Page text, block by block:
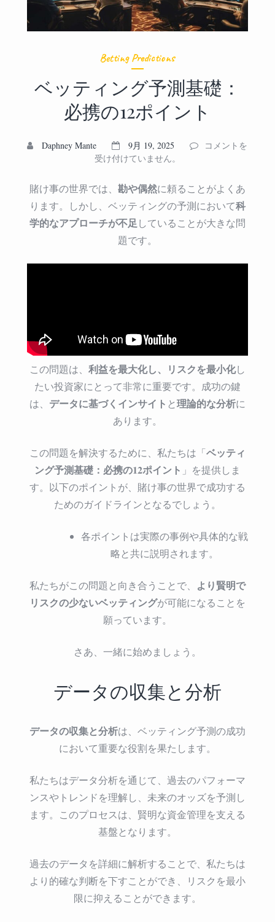
Betting Predictions
ベッティング予測基礎：
必携の12ポイント
Daphney Mante 9月 19, 2025
ベ
ィ
ン
グ
予
礎：
ト
は
コメントを
受け付けていません。
賭け事の世界では、 勘や偶然に頼ることがよくあ
ります。しかし、ベッティングの予測において科
学的なアプローチが不足していることが大きな問
題です。
この問題は、 利益を最大化し、リスクを最小化し
たい投資家にとって非常に重要です。成功の鍵
は、 データに基づくインサイト と理論的な分析に
あります。
この問題を解決するために、私たちは「ベッティ
ング予測基礎：必携の12ポイント 」を提供しま
す。以下のポイントが、賭け事の世界で成功する
ためのガイドラインとなるでしょう。
各ポイントは実際の事例や具体的な戦
略と共に説明されます。
私たちがこの問題と向き合うことで、 より賢明で
リスクの少ないベッティングが可能になることを
願っています。
さあ、一緒に始めましょう。
データの収集と分析
データの収集と分析は、ベッティング予測の成功
において重要な役割を果たします。
私たちはデータ分析を通じて、過去のパフォーマ
ンスやトレンドを理解し、未来のオッズを予測し
ます。このプロセスは、賢明な資金管理を支える
基盤となります。
過去のデータを詳細に解析することで、私たちは
より的確な判断を下すことができ、リスクを最小
限に抑えることができます。